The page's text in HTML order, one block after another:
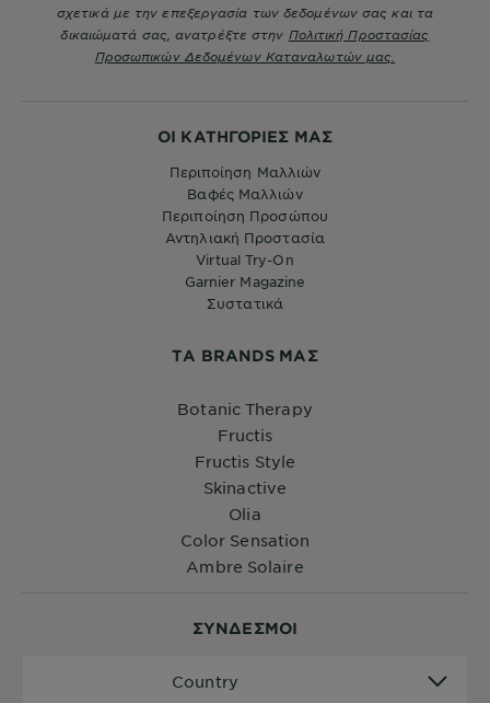
ΣYΝΔΕΣΜΟΙ
Country
ΟΙ ΚΑΤΗΓΟΡΙΕΣ ΜΑΣ
Περιποίηση Μαλλιών
Βαφές Μαλλιών
Περιποίηση Προσώπου
Αντηλιακή Προστασία
Virtual Try-On
Garnier Magazine
Συστατικά
ΤA BRANDS ΜΑΣ
Botanic Therapy
Fructis
Fructis Style
Skinactive
Olia
Color Sensation
Ambre Solaire
σχετικά με την επεξεργασία των δεδομένων σας και τα
δικαιώματά σας, ανατρέξτε στην Πολιτική Προστασίας
Προσωπικών Δεδομένων Καταναλωτών μας.